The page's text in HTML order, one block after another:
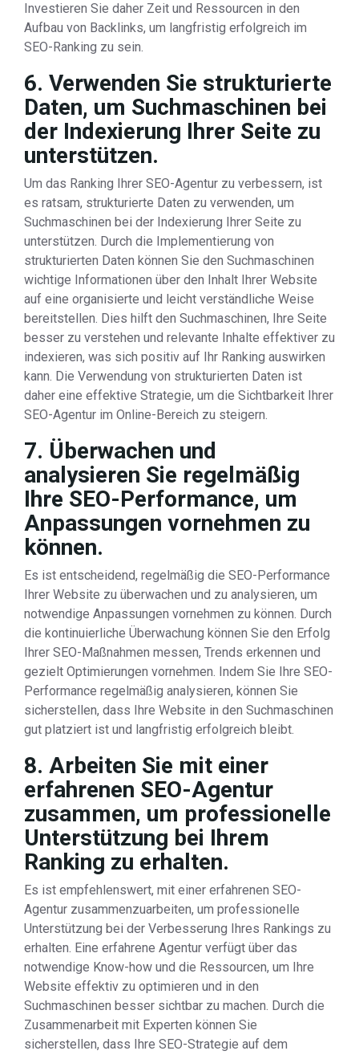
Investieren Sie daher Zeit und Ressourcen in den
Aufbau von Backlinks, um langfristig erfolgreich im
SEO-Ranking zu sein.
6. Verwenden Sie strukturierte
Daten, um Suchmaschinen bei
der Indexierung Ihrer Seite zu
unterstützen.
Um das Ranking Ihrer SEO-Agentur zu verbessern, ist
es ratsam, strukturierte Daten zu verwenden, um
Suchmaschinen bei der Indexierung Ihrer Seite zu
unterstützen. Durch die Implementierung von
strukturierten Daten können Sie den Suchmaschinen
wichtige Informationen über den Inhalt Ihrer Website
auf eine organisierte und leicht verständliche Weise
bereitstellen. Dies hilft den Suchmaschinen, Ihre Seite
besser zu verstehen und relevante Inhalte effektiver zu
indexieren, was sich positiv auf Ihr Ranking auswirken
kann. Die Verwendung von strukturierten Daten ist
daher eine effektive Strategie, um die Sichtbarkeit Ihrer
SEO-Agentur im Online-Bereich zu steigern.
7. Überwachen und
analysieren Sie regelmäßig
Ihre SEO-Performance, um
Anpassungen vornehmen zu
können.
Es ist entscheidend, regelmäßig die SEO-Performance
Ihrer Website zu überwachen und zu analysieren, um
notwendige Anpassungen vornehmen zu können. Durch
die kontinuierliche Überwachung können Sie den Erfolg
Ihrer SEO-Maßnahmen messen, Trends erkennen und
gezielt Optimierungen vornehmen. Indem Sie Ihre SEO-
Performance regelmäßig analysieren, können Sie
sicherstellen, dass Ihre Website in den Suchmaschinen
gut platziert ist und langfristig erfolgreich bleibt.
8. Arbeiten Sie mit einer
erfahrenen SEO-Agentur
zusammen, um professionelle
Unterstützung bei Ihrem
Ranking zu erhalten.
Es ist empfehlenswert, mit einer erfahrenen SEO-
Agentur zusammenzuarbeiten, um professionelle
Unterstützung bei der Verbesserung Ihres Rankings zu
erhalten. Eine erfahrene Agentur verfügt über das
notwendige Know-how und die Ressourcen, um Ihre
Website effektiv zu optimieren und in den
Suchmaschinen besser sichtbar zu machen. Durch die
Zusammenarbeit mit Experten können Sie
sicherstellen, dass Ihre SEO-Strategie auf dem